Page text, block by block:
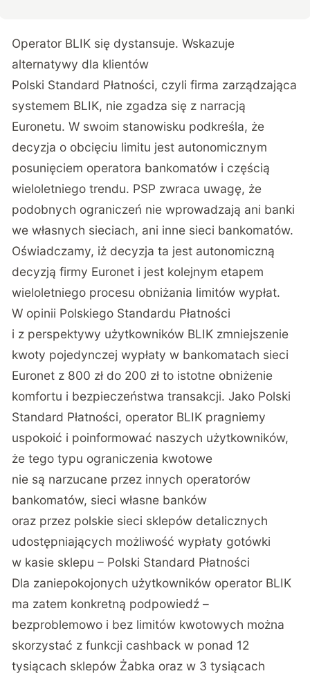
Operator BLIK się dystansuje. Wskazuje
alternatywy dla klientów
Polski Standard Płatności, czyli firma zarządzająca
systemem BLIK, nie zgadza się z narracją
Euronetu. W swoim stanowisku podkreśla, że
decyzja o obcięciu limitu jest autonomicznym
posunięciem operatora bankomatów i częścią
wieloletniego trendu. PSP zwraca uwagę, że
podobnych ograniczeń nie wprowadzają ani banki
we własnych sieciach, ani inne sieci bankomatów.
Oświadczamy, iż decyzja ta jest autonomiczną
decyzją firmy Euronet i jest kolejnym etapem
wieloletniego procesu obniżania limitów wypłat.
W opinii Polskiego Standardu Płatności
i z perspektywy użytkowników BLIK zmniejszenie
kwoty pojedynczej wypłaty w bankomatach sieci
Euronet z 800 zł do 200 zł to istotne obniżenie
komfortu i bezpieczeństwa transakcji. Jako Polski
Standard Płatności, operator BLIK pragniemy
uspokoić i poinformować naszych użytkowników,
że tego typu ograniczenia kwotowe
nie są narzucane przez innych operatorów
bankomatów, sieci własne banków
oraz przez polskie sieci sklepów detalicznych
udostępniających możliwość wypłaty gotówki
w kasie sklepu – Polski Standard Płatności
Dla zaniepokojonych użytkowników operator BLIK
ma zatem konkretną podpowiedź –
bezproblemowo i bez limitów kwotowych można
skorzystać z funkcji cashback w ponad 12
tysiącach sklepów Żabka oraz w 3 tysiącach